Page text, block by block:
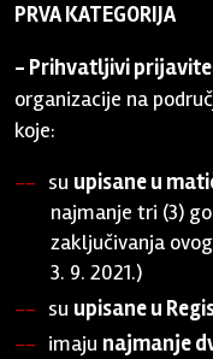
PRVA KATEGORIJA
- Prihvatljivi
organizacije na
koje:
su upisane u
najmanje tri (3)
zaključivanja
3. 9. 2021.)
su upisane u
imaju najmanje